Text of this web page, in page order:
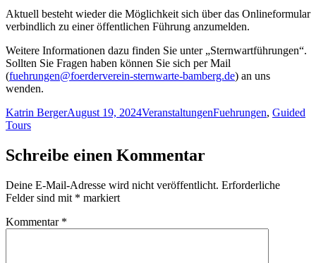
Aktuell besteht wieder die Möglichkeit sich über das Onlineformular
verbindlich zu einer öffentlichen Führung anzumelden.
Weitere Informationen dazu finden Sie unter „Sternwartführungen“.
Sollten Sie Fragen haben können Sie sich per Mail
(fuehrungen@foerderverein-sternwarte-bamberg.de) an uns
wenden.
Autor
Katrin BergerVeröffentlicht
August 19, 2024Kategorien
VeranstaltungenSchlagwörter
Fuehrungen, Guided
Tours
Schreibe einen Kommentar
Deine E-Mail-Adresse wird nicht veröffentlicht. Erforderliche
Felder sind mit * markiert
Kommentar *